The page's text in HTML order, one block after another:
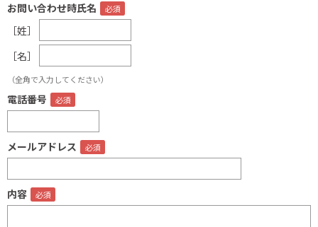
お問い合わせ時氏名
［姓］
［名］
（全角で入力してください）
電話番号
メールアドレス
内容